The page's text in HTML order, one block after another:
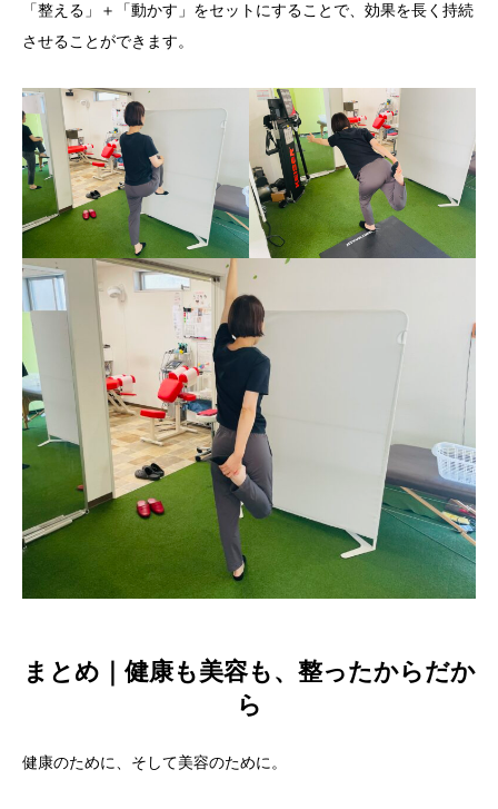
「整える」＋「動かす」をセットにすることで、効果を長く持続
させることができます。
まとめ｜健康も美容も、整ったからだか
ら
健康のために、そして美容のために。